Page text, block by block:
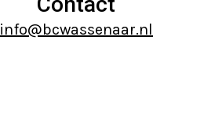
info@bcwassenaar.nl